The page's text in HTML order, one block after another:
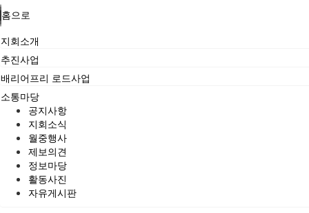
홈으로
지회소개
추진사업
배리어프리 로드사업
소통마당
공지사항
지회소식
월중행사
제보의견
정보마당
활동사진
자유게시판